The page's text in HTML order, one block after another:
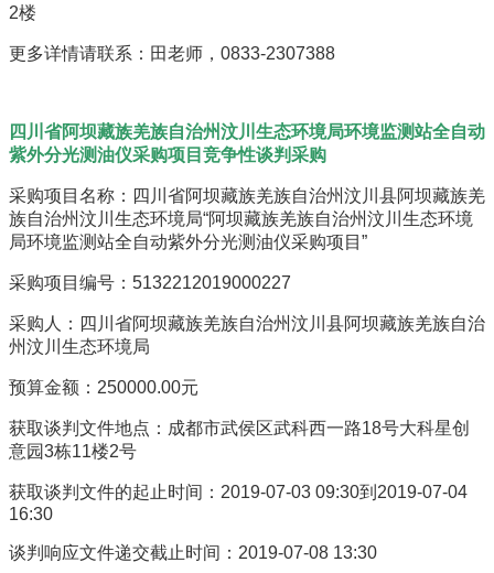
2楼
更多详情请联系：田老师，0833-2307388
四川省阿坝藏族羌族自治州汶川生态环境局环境监测站全自动
紫外分光测油仪采购项目竞争性谈判采购
采购项目名称：四川省阿坝藏族羌族自治州汶川县阿坝藏族羌
族自治州汶川生态环境局“阿坝藏族羌族自治州汶川生态环境
局环境监测站全自动紫外分光测油仪采购项目”
采购项目编号：5132212019000227
采购人：四川省阿坝藏族羌族自治州汶川县阿坝藏族羌族自治
州汶川生态环境局
预算金额：250000.00元
获取谈判文件地点：成都市武侯区武科西一路18号大科星创
意园3栋11楼2号
获取谈判文件的起止时间：2019-07-03 09:30到2019-07-04
16:30
谈判响应文件递交截止时间：2019-07-08 13:30